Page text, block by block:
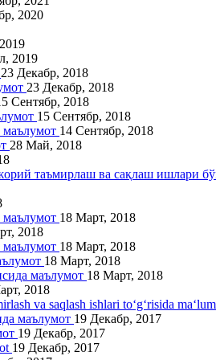
2020
2019
23 Декабр, 2018
23 Декабр, 2018
Сентябр, 2018
15 Сентябр, 2018
маълумот 14 Сентябр, 2018
28 Май, 2018
таъмирлаш ва сақлаш ишлари
маълумот 18 Март, 2018
2018
маълумот 18 Март, 2018
18 Март, 2018
маълумот 18 Март, 2018
2018
va saqlash ishlari to‘g‘risida
маълумот 19 Декабр, 2017
19 Декабр, 2017
19 Декабр, 2017